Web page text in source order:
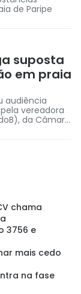
de Paripe
suposta
em praia
audiência
vereadora
da Câmara
a possível
de São
chama
3756 e
mais cedo
na fase